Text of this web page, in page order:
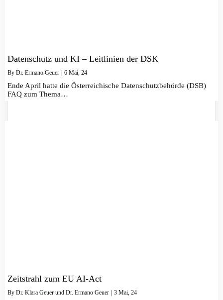
Datenschutz und KI – Leitlinien der DSK
By Dr. Ermano Geuer | 6 Mai, 24
Ende April hatte die Österreichische Datenschutzbehörde (DSB)
FAQ zum Thema…
Zeitstrahl zum EU AI-Act
By Dr. Klara Geuer und Dr. Ermano Geuer 3 Mai, 24